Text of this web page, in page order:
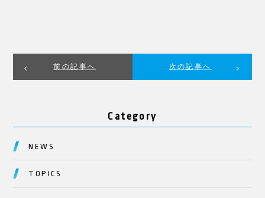
前の記事へ 次の記事へ
Category
NEWS
TOPICS